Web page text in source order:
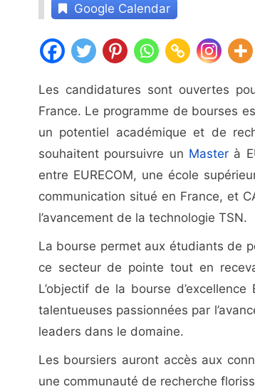
Google Calendar
Les candidatures sont ouvertes
France. Le programme de bourses
un potentiel académique et de
souhaitent poursuivre un Masterà
entre EURECOM, une école
communication situé en France, et
l’avancement de la technologie TSN.
La bourse permet aux étudiants de
ce secteur de pointe tout en
L’objectif de la bourse
talentueuses passionnées par
leaders dans le domaine.
Les boursiers auront accès aux
une communauté de recherche